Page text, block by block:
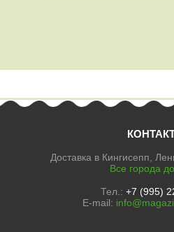
Доставка в Кингисепп,
Все города
Тел.: +7 (995)
E-mail: